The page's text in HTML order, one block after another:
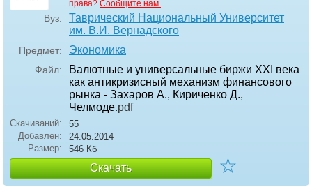
права? Сообщите нам.
Вуз:
Таврический Национальный Университет
им. В.И. Вернадского
Предмет: Экономика
Файл:
Валютные и универсальные биржи XXI века
как антикризисный механизм финансового
рынка - Захаров А., Кириченко Д.,
Челмоде.pdf
Скачиваний:
55
Добавлен:
24.05.2014
Размер:
546 Кб
Скачать ☆